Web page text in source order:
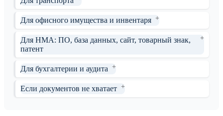
Для офисного имущества и инвентаря
Для НМА: ПО, база данных, сайт, товарный знак,
патент
Для бухгалтерии и аудита
Если документов не хватает